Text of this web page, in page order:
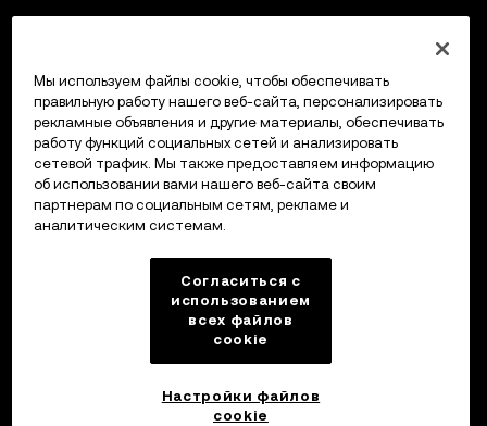
Мы используем файлы cookie, чтобы обеспечивать
правильную работу нашего веб-сайта, персонализировать
рекламные объявления и другие материалы, обеспечивать
работу функций социальных сетей и анализировать
сетевой трафик. Мы также предоставляем информацию
об использовании вами нашего веб-сайта своим
партнерам по социальным сетям, рекламе и
аналитическим системам.
Согласиться с
использованием
всех файлов
cookie
Настройки файлов
cookie